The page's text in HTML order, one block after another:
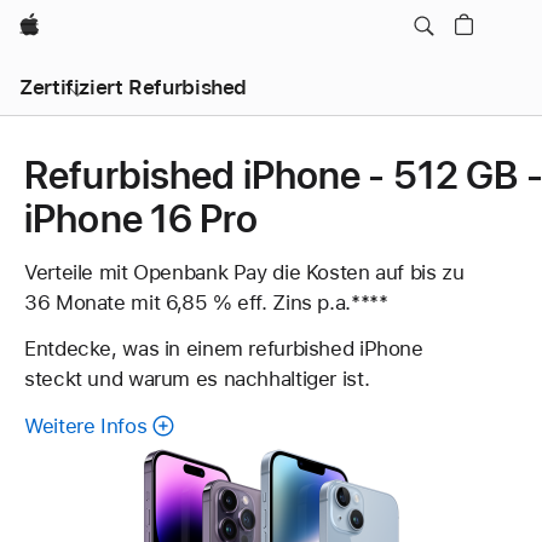
Apple
Zertifiziert Refurbished
Refurbished iPhone - 512 GB -
iPhone 16 Pro
Verteile mit Openbank Pay die Kosten auf bis zu
36 Monate mit 6,85 % eff. Zins p.a.Fußnote
****
Entdecke, was in einem refurbished iPhone
steckt und warum es nachhaltiger ist.
Weitere Infos
generalüberholte
iPhone.